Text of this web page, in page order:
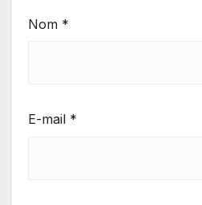
Nom *
E-mail *